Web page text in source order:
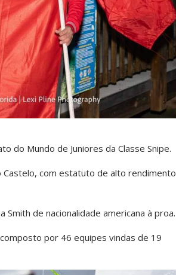
do Mundo de Juniores da Classe Snipe.
Castelo, com estatuto de alto rendimento
de nacionalidade americana à proa.
por 46 equipes vindas de 19